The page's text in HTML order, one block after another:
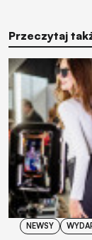
Przeczytaj
NEWSY